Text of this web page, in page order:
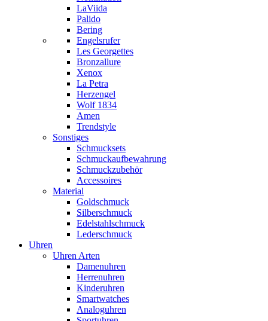
LaViida
Palido
Bering
Engelsrufer
Les Georgettes
Bronzallure
Xenox
La Petra
Herzengel
Wolf 1834
Amen
Trendstyle
Sonstiges
Schmucksets
Schmuckaufbewahrung
Schmuckzubehör
Accessoires
Material
Goldschmuck
Silberschmuck
Edelstahlschmuck
Lederschmuck
Uhren
Uhren Arten
Damenuhren
Herrenuhren
Kinderuhren
Smartwatches
Analoguhren